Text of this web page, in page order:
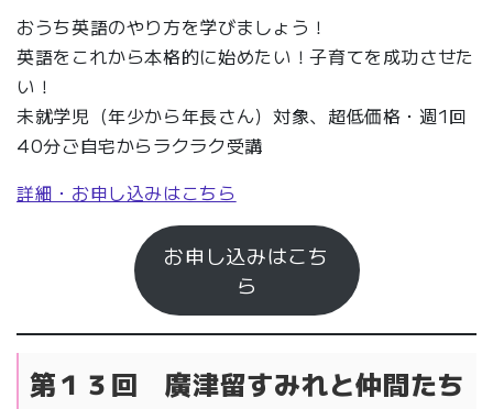
おうち英語のやり方を学びましょう！
英語をこれから本格的に始めたい！子育てを成功させた
い！
未就学児（年少から年長さん）対象、超低価格・週1回
40分ご自宅からラクラク受講
詳細・お申し込みはこちら
お申し込みはこち
ら
第１３回 廣津留すみれと仲間たち